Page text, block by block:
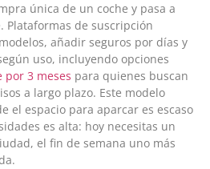
única de un coche y pasa a
de suscripción
añadir seguros por días y
uso, incluyendo opciones
por 3 meses para quienes buscan
a largo plazo. Este modelo
el espacio para aparcar es escaso
es alta: hoy necesitas un
el fin de semana uno más